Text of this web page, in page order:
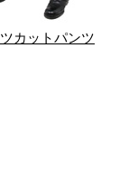
カットパンツ